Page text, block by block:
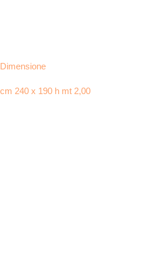
Dimensione
cm 240 x 190 h mt 2,00